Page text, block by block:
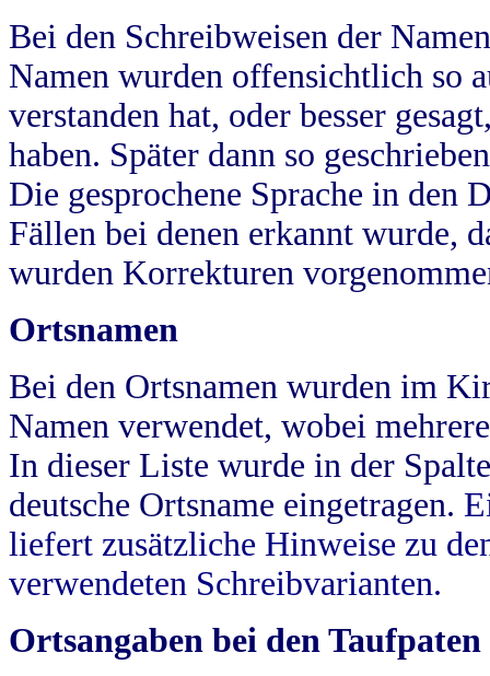
Bei den Schreibweisen der
Namen wurden offensichtlich so
verstanden hat, oder besser
haben. Später dann so
Die gesprochene Sprache in
Fällen bei denen erkannt wurde,
wurden Korrekturen
Ortsnamen
Bei den Ortsnamen wurden im
Namen verwendet, wobei
In dieser Liste wurde in der
deutsche Ortsname eingetragen.
liefert zusätzliche Hinweise zu
verwendeten Schreibvarianten.
Ortsangaben bei den Taufpaten